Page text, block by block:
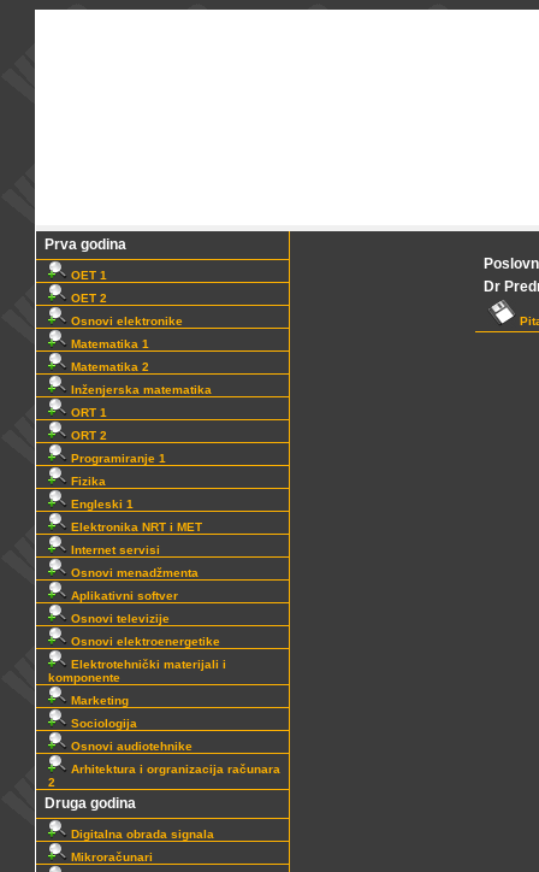
Prva godina
OET 1
OET 2
Osnovi elektronike
Matematika 1
Matematika 2
Inženjerska matematika
ORT 1
ORT 2
Programiranje 1
Fizika
Engleski 1
Elektronika NRT i MET
Internet servisi
Osnovi menadžmenta
Aplikativni softver
Osnovi televizije
Osnovi elektroenergetike
Elektrotehnički materijali i
komponente
Marketing
Sociologija
Osnovi audiotehnike
Arhitektura i orgranizacija računara
2
Druga godina
Digitalna obrada signala
Mikroračunari
Dr